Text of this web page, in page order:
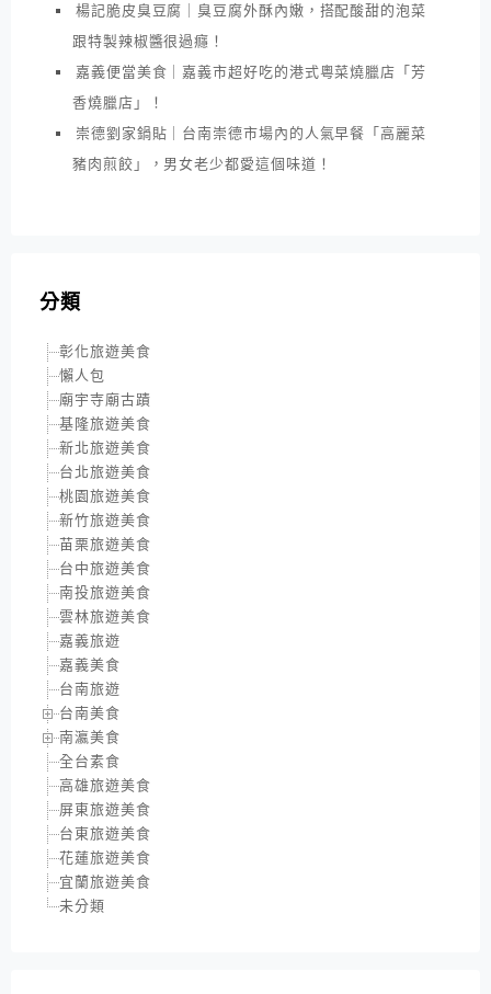
楊記脆皮臭豆腐｜臭豆腐外酥內嫩，搭配酸甜的泡菜
跟特製辣椒醬很過癮！
嘉義便當美食｜嘉義市超好吃的港式粵菜燒臘店「芳
香燒臘店」！
崇德劉家鍋貼｜台南崇德市場內的人氣早餐「高麗菜
豬肉煎餃」，男女老少都愛這個味道！
分類
彰化旅遊美食
懶人包
廟宇寺廟古蹟
基隆旅遊美食
新北旅遊美食
台北旅遊美食
桃園旅遊美食
新竹旅遊美食
苗栗旅遊美食
台中旅遊美食
南投旅遊美食
雲林旅遊美食
嘉義旅遊
嘉義美食
台南旅遊
台南美食
南瀛美食
全台素食
高雄旅遊美食
屏東旅遊美食
台東旅遊美食
花蓮旅遊美食
宜蘭旅遊美食
未分類